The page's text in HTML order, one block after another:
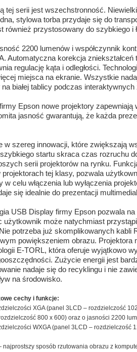
tej serii jest wszechstronność.
stylowa torba przydaje się do
również przystosowany do szybkiego i
2200 lumenów i współczynnik
Automatyczna korekcja
regulację kąta i odległości.
miejsca na ekranie. Wszystkie
białej tablicy podczas
Epson nowe projektory
jasność gwarantują, że każda
w szereg innowacji, które zwiększają
startu skraca czas rozruchu
serii projektorów na rynku.
projektorach tej klasy, pozwala
w celu włączenia lub wyłączenia
się idealnie do prezentacji
USB Display firmy Epson pozwala na
użytkownik może natychmiast
potrzeba już skomplikowanych kabli
powiększeniem obrazu.
E-TORL, która oferuje wyjątkowo
Zużycie energii jest
nadaje się do recyklingu i nie
na środowisko.
cechy i funkcje:
XGA (panel 3LCD – rozdzielczość
800 x 600) oraz o jasności 2200
WXGA (panel 3LCD – rozdzielczość
sposób rzutowania obrazu z